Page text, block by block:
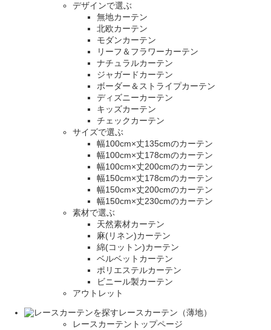
デザインで選ぶ
無地カーテン
北欧カーテン
モダンカーテン
リーフ＆フラワーカーテン
ナチュラルカーテン
ジャガードカーテン
ボーダー＆ストライプカーテン
ディズニーカーテン
キッズカーテン
チェックカーテン
サイズで選ぶ
幅100cm×丈135cmのカーテン
幅100cm×丈178cmのカーテン
幅100cm×丈200cmのカーテン
幅150cm×丈178cmのカーテン
幅150cm×丈200cmのカーテン
幅150cm×丈230cmのカーテン
素材で選ぶ
天然素材カーテン
麻(リネン)カーテン
綿(コットン)カーテン
ベルベットカーテン
ポリエステルカーテン
ビニール製カーテン
アウトレット
レースカーテン（薄地）
レースカーテントップページ